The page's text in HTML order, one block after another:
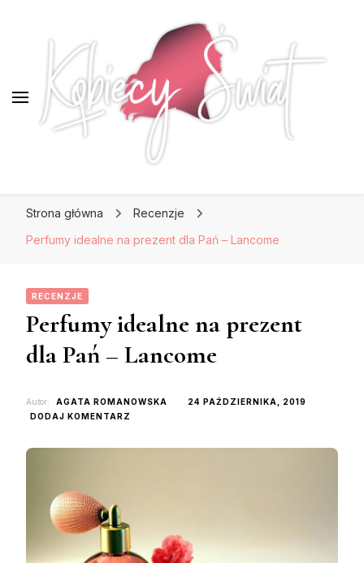
KobiecySwiat.pl
Prawdziwa strona dla Pań, które lubią być na
czasie z modą i najnowszymi trendami.
Strona główna
Recenzje
Perfumy idealne na prezent dla Pań – Lancome
RECENZJE
Perfumy idealne na prezent
dla Pań – Lancome
Autor: AGATA ROMANOWSKA
24 PAŹDZIERNIKA, 2019
DODAJ KOMENTARZ